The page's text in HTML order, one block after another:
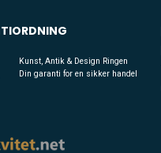
Kunst, Antik & Design Ringen
Din garanti for en sikker handel